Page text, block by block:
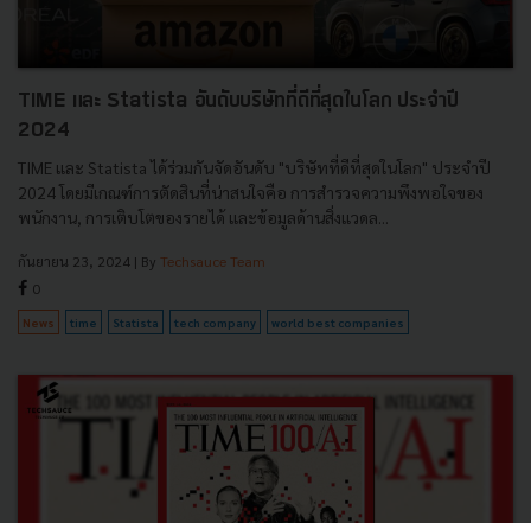
TIME และ Statista อันดับบริษัทที่ดีที่สุดในโลก ประจำปี
2024
TIME และ Statista ได้ร่วมกันจัดอันดับ "บริษัทที่ดีที่สุดในโลก" ประจำปี
2024 โดยมีเกณฑ์การตัดสินที่น่าสนใจคือ การสำรวจความพึงพอใจของ
พนักงาน, การเติบโตของรายได้ และข้อมูลด้านสิ่งแวดล...
กันยายน 23, 2024 | By Techsauce Team
0
News time Statista tech company world best companies